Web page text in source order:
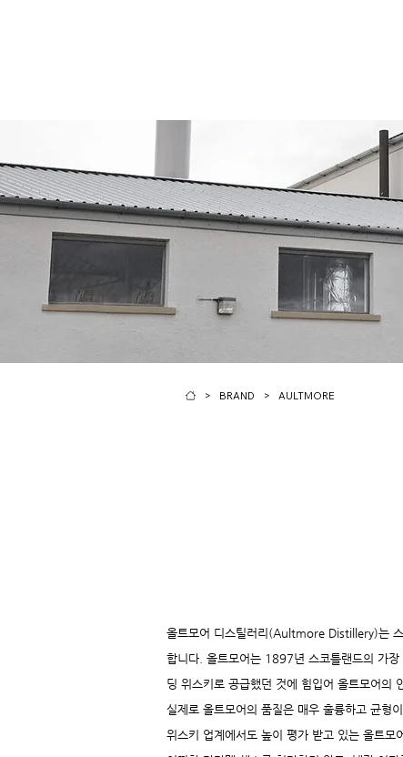
> BRAND > AULTMORE
올트모어 디스틸러리(Aultmore Distillery)는
합니다. 올트모어는 1897년 스코틀랜드의 가
딩 위스키로 공급했던 것에 힘입어 올트모어의
실제로 올트모어의 품질은 매우 훌륭하고 균형
위스키 업계에서도 높이 평가 받고 있는 올트모